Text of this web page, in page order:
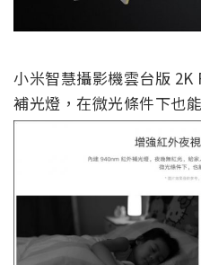
小米智慧攝影機雲台版
補光燈，在微光條件下也